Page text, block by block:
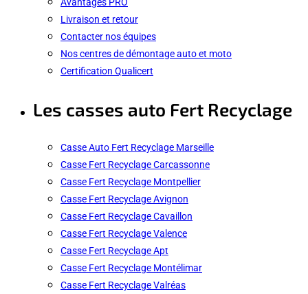
Livraison et retour
Contacter nos équipes
Nos centres de démontage auto et moto
Certification Qualicert
Les casses auto Fert Recyclage
Casse Auto Fert Recyclage Marseille
Casse Fert Recyclage Carcassonne
Casse Fert Recyclage Montpellier
Casse Fert Recyclage Avignon
Casse Fert Recyclage Cavaillon
Casse Fert Recyclage Valence
Casse Fert Recyclage Apt
Casse Fert Recyclage Montélimar
Casse Fert Recyclage Valréas